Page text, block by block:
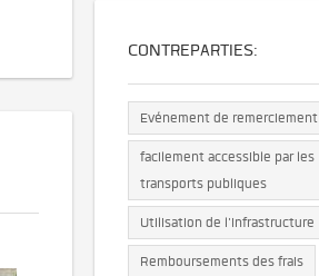
CONTREPARTIES:
Evénement de remerciement
facilement accessible par les
transports publiques
Utilisation de l'infrastructure
Remboursements des frais